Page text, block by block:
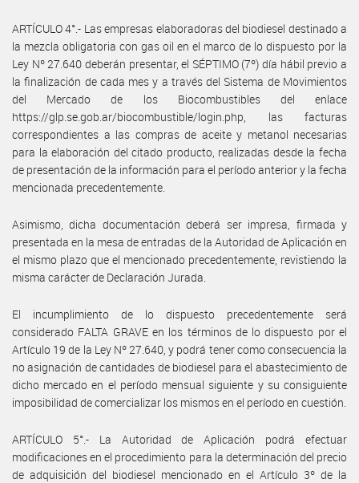
ARTÍCULO 4°.- Las empresas elaboradoras del biodiesel destinado a
la mezcla obligatoria con gas oil en el marco de lo dispuesto por la
Ley Nº 27.640 deberán presentar, el SÉPTIMO (7º) día hábil previo a
la finalización de cada mes y a través del Sistema de Movimientos
del Mercado de los Biocombustibles del enlace
https://glp.se.gob.ar/biocombustible/login.php, las facturas
correspondientes a las compras de aceite y metanol necesarias
para la elaboración del citado producto, realizadas desde la fecha
de presentación de la información para el período anterior y la fecha
mencionada precedentemente.
Asimismo, dicha documentación deberá ser impresa, firmada y
presentada en la mesa de entradas de la Autoridad de Aplicación en
el mismo plazo que el mencionado precedentemente, revistiendo la
misma carácter de Declaración Jurada.
El incumplimiento de lo dispuesto precedentemente será
considerado FALTA GRAVE en los términos de lo dispuesto por el
Artículo 19 de la Ley Nº 27.640, y podrá tener como consecuencia la
no asignación de cantidades de biodiesel para el abastecimiento de
dicho mercado en el período mensual siguiente y su consiguiente
imposibilidad de comercializar los mismos en el período en cuestión.
ARTÍCULO 5°.- La Autoridad de Aplicación podrá efectuar
modificaciones en el procedimiento para la determinación del precio
de adquisición del biodiesel mencionado en el Artículo 3º de la